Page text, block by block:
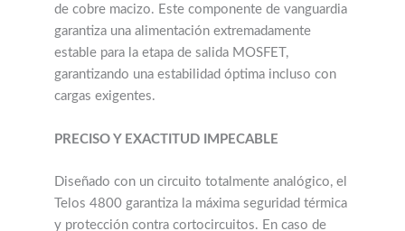
de cobre macizo. Este componente de vanguardia
garantiza una alimentación extremadamente
estable para la etapa de salida MOSFET,
garantizando una estabilidad óptima incluso con
cargas exigentes.
PRECISO Y EXACTITUD IMPECABLE
Diseñado con un circuito totalmente analógico, el
Telos 4800 garantiza la máxima seguridad térmica
y protección contra cortocircuitos. En caso de